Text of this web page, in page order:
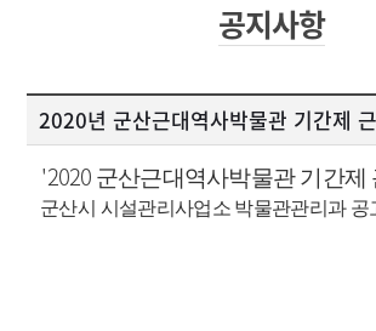
공지사항
2020년 군산근대역사박물관 기간제
'2020 군산근대역사박물관 기간
군산시 시설관리사업소 박물관관리과 공